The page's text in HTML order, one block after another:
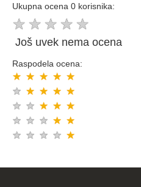
Ukupna ocena 0 korisnika:
★ ★ ★ ★ ★
Još uvek nema ocena
Raspodela ocena:
★
★
★
★
★
★
★
★
★
★
★
★
★
★
★
★
★
★
★
★
★
★
★
★
★